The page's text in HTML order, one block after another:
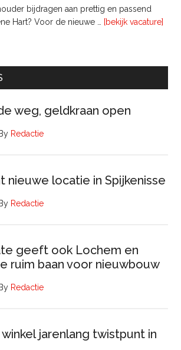
bijdragen aan prettig en passend
Hart? Voor de nieuwe …
[bekijk vacature]
weg, geldkraan open
By Redactie
nieuwe locatie in Spijkenisse
By Redactie
geeft ook Lochem en
ruim baan voor nieuwbouw
By Redactie
jarenlang twistpunt in